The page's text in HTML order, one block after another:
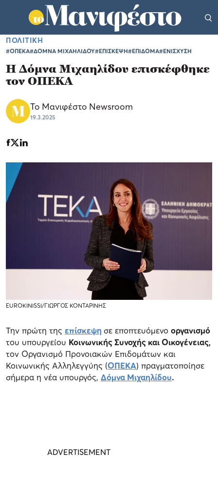
ΠΟΛΙΤΙΚΗ
#ΟΠΕΚΑ#ΔΟΜΝΑ ΜΙΧΑΗΛΙΔΟΥ#ΕΠΙΣΚΕΨΗ#ΕΠΙΔΟΜΑ#ΕΝΙΣΧΥΣΗ
Η Δόμνα Μιχαηλίδου επισκέφθηκε
τον ΟΠΕΚΑ
Το Μανιφέστο Newsroom
19.3.2025
EUROKINISSI/ΓΙΩΡΓΟΣ ΚΟΝΤΑΡΙΝΗΣ
Την πρώτη της επίσκεψη σε εποπτευόμενο οργανισμό
του υπουργείου Κοινωνικής Συνοχής και Οικογένειας,
τον Οργανισμό Προνοιακών Επιδομάτων και
Κοινωνικής Αλληλεγγύης (ΟΠΕΚΑ) πραγματοποίησε
σήμερα η νέα υπουργός, Δόμνα Μιχαηλίδου.